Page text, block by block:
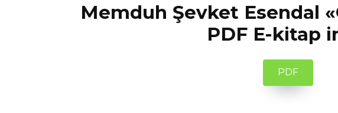
Memduh Şevket Esendal
PDF E-kitap
PDF